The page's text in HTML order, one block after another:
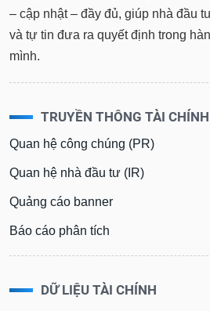
Tài
chính
Phân
sơ
doanh
nghiệp
Tin
tức
kiện
– cập nhật – đầy đủ, giúp nhà đầu
và tự tin đưa ra quyết định trong
mình.
TRUYỀN THÔNG TÀI CHÍNH
Quan hệ công chúng (PR)
Quan hệ nhà đầu tư (IR)
Quảng cáo banner
Báo cáo phân tích
DỮ LIỆU TÀI CHÍNH
LƯỢNG
NGUYÊN
LIỆU
CÔNG